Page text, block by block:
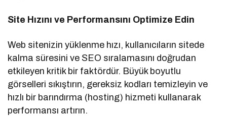
Site Hızını ve Performansını Optimize Edin
Web sitenizin yüklenme hızı, kullanıcıların sitede
kalma süresini ve SEO sıralamasını doğrudan
etkileyen kritik bir faktördür. Büyük boyutlu
görselleri sıkıştırın, gereksiz kodları temizleyin ve
hızlı bir barındırma (hosting) hizmeti kullanarak
performansı artırın.